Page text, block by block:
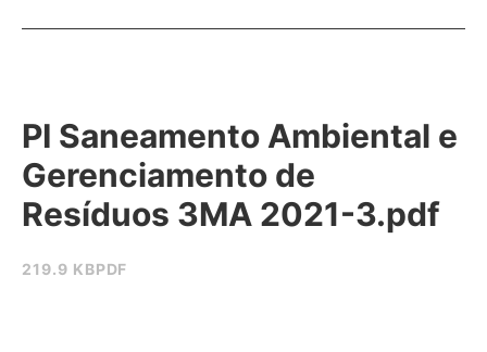
219.9 KBPDF
PI Saneamento Ambiental e
Gerenciamento de
Resíduos 3MA 2021-3.pdf